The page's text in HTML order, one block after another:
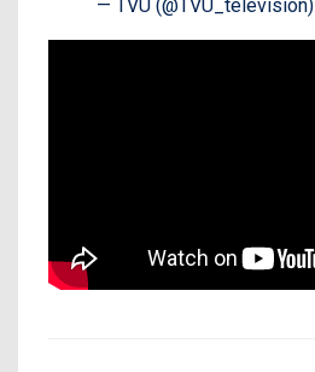
— TVU (@TVU_television)